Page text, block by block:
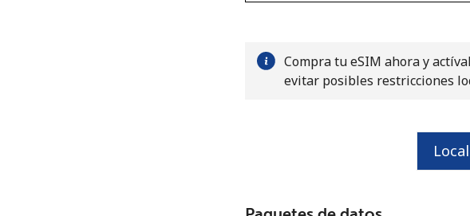
Compra tu eSIM ahora y
evitar posibles restricciones
Local